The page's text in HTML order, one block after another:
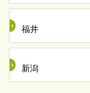
福井
新潟